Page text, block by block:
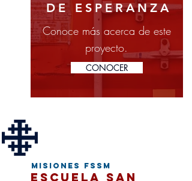
DE ESPERANZA
CONOCER
Conoce más acerca de este
proyecto.
misiones fssm
escuela san